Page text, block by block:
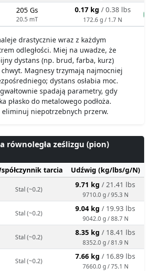
205 Gs
20.5 mT
0.17 kg / 0.38 lbs
172.6 g / 1.7 N
drastycznie wraz z każdym
odległości. Miej na uwadze, że
dystans (np. brud, farba, kurz)
chwyt. Magnesy trzymają najmocniej
dystans osłabia moc.
spadają parametry, gdy
płasko do metalowego podłoża.
eliminuj niepotrzebnych przerw.
równoległa ześlizgu (pion)
tarcia Udźwig (kg/lbs/g/N)
Stal (~0.2)
9.71 kg / 21.41 lbs
9710.0 g / 95.3 N
Stal (~0.2)
9.04 kg / 19.93 lbs
9042.0 g / 88.7 N
Stal (~0.2)
8.35 kg / 18.41 lbs
8352.0 g / 81.9 N
Stal (~0.2)
7.66 kg / 16.89 lbs
7660.0 g / 75.1 N